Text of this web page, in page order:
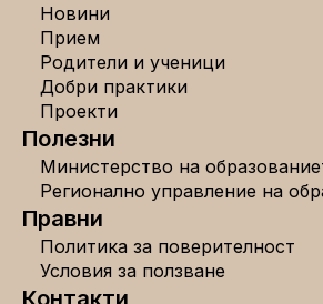
Новини
Прием
Родители и ученици
Добри практики
Проекти
Полезни
Министерство на
Регионално управление на
Правни
Политика за поверителност
Условия за ползване
Контакти